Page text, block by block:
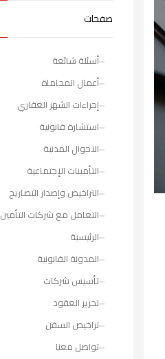
صفحات
أسئلة شائعة
أعمال المحاماة
إجراءات الشهر العقاري
استشارة قانونية
الاحوال المدنية
التأمينات الإجتماعية
التراخيص وإصدار التصاريح
التعامل مع شركات التأمين
الرئيسية
المدونة القانونية
تأسيس شركات
تحرير العقود
تراخيص السفن
تواصل معنا